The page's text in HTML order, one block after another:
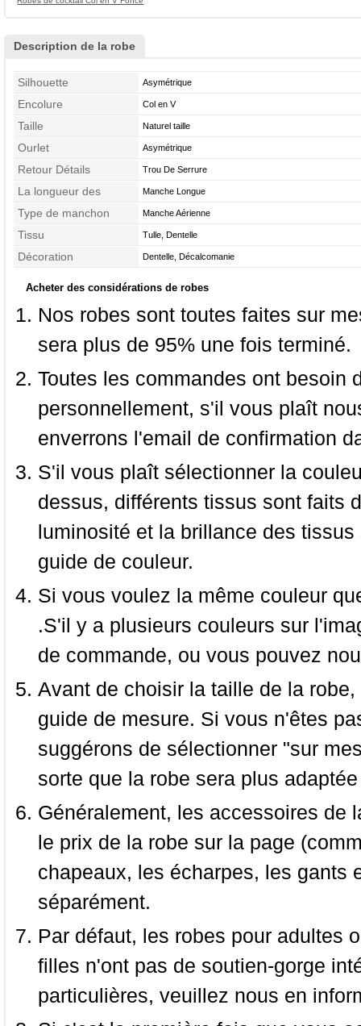
Description de la robe
Silhouette Asymétrique
Encolure Col en V
Taille Naturel taille
Ourlet Asymétrique
Retour Détails Trou De Serrure
La longueur des
manches
Manche Longue
Type de manchon Manche Aérienne
Tissu Tulle, Dentelle
Décoration Dentelle, Décalcomanie
Acheter des considérations de robes
Nos robes sont toutes faites sur
sera plus de 95% une fois terminé.
Toutes les commandes ont besoin
personnellement, s'il vous plaît
enverrons l'email de confirmation
S'il vous plaît sélectionner la
dessus, différents tissus sont faits
luminosité et la brillance des
guide de couleur.
Si vous voulez la même couleur
.S'il y a plusieurs couleurs sur
de commande, ou vous pouvez
Avant de choisir la taille de la
guide de mesure. Si vous n'êtes
suggérons de sélectionner "sur
sorte que la robe sera plus
Généralement, les accessoires de
le prix de la robe sur la page
chapeaux, les écharpes, les gants
séparément.
Par défaut, les robes pour adultes
filles n'ont pas de soutien-gorge
particulières, veuillez nous en